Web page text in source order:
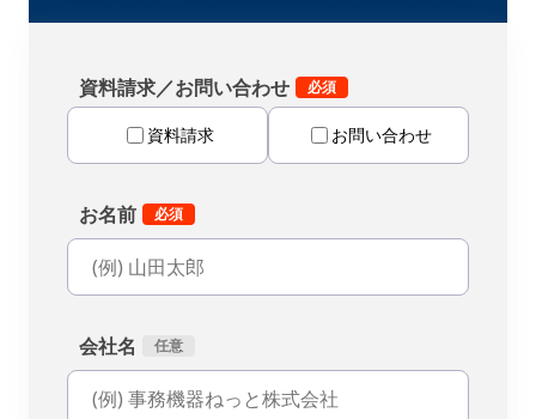
資料請求／お問い合わせ
資料請求 お問い合わせ
お名前
会社名